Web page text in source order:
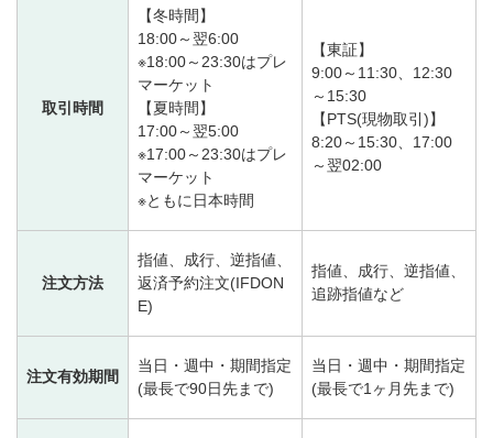
取引時間
【冬時間】
18:00～翌6:00
※18:00～23:30はプレ
マーケット
【夏時間】
17:00～翌5:00
※17:00～23:30はプレ
マーケット
※ともに日本時間
【東証】
9:00～11:30、12:30
～15:30
【PTS(現物取引)】
8:20～15:30、17:00
～翌02:00
注文方法
指値、成行、逆指値、
返済予約注文(IFDON
E)
指値、成行、逆指値、
追跡指値など
注文有効期間
当日・週中・期間指定
(最長で90日先まで)
当日・週中・期間指定
(最長で1ヶ月先まで)